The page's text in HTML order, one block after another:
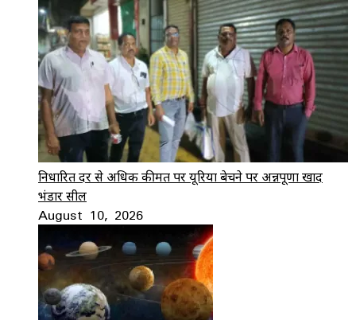
निर्धारित दर से अधिक कीमत पर यूरिया बेचने पर अन्नपूर्णा खाद
भंडार सील
August 10, 2026